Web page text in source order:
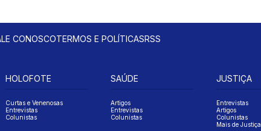
CONOSCOTERMOS E POLÍTICASRSS
HOLOFOTE
Curtas e Venenosas
Entrevistas
Colunistas
SAÚDE
Artigos
Entrevistas
Colunistas
JUSTIÇA
Entrevistas
Artigos
Colunistas
Mais de Justiça